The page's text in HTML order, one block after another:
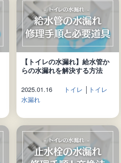
【トイレの水漏れ】給水管か
らの水漏れを解決する方法
2025.01.16 トイレ
トイレ
水漏れ